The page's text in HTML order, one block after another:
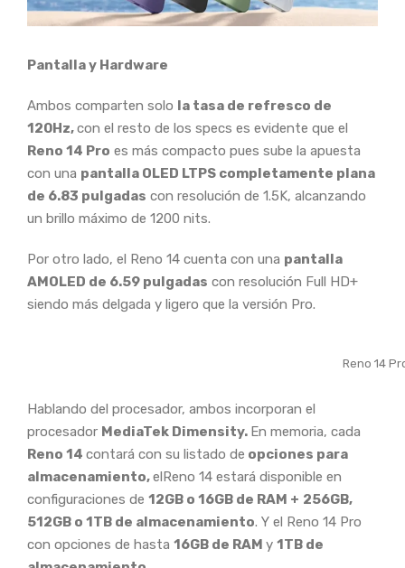
Pantalla y Hardware
Ambos comparten solo la tasa de refresco de
120Hz,con el resto de los specs es evidente que el
Reno 14 Pro es más compacto pues sube la apuesta
con una pantalla OLED LTPS completamente plana
de 6.83 pulgadas con resolución de 1.5K, alcanzando
un brillo máximo de 1200 nits.
Por otro lado, el Reno 14 cuenta con una pantalla
AMOLED de 6.59 pulgadas con resolución Full HD+
siendo más delgada y ligero que la versión Pro.
Reno 14
Hablando del procesador, ambos incorporan el
procesador MediaTek Dimensity. En memoria, cada
Reno 14 contará con su listado de opciones para
almacenamiento,elReno 14 estará disponible en
configuraciones de 12GB o 16GB de RAM + 256GB,
512GB o 1TB de almacenamiento. Y el Reno 14 Pro
con opciones de hasta 16GB de RAM y 1TB de